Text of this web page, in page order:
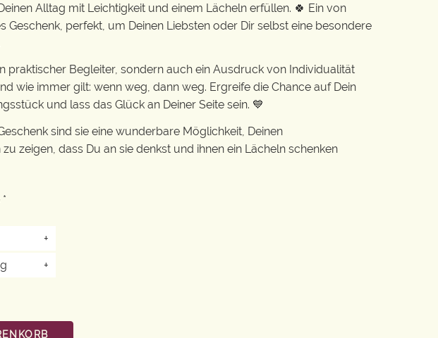
Alltag mit Leichtigkeit und einem Lächeln erfüllen. 🍀 Ein von
Geschenk, perfekt, um Deinen Liebsten oder Dir selbst eine besondere
praktischer Begleiter, sondern auch ein Ausdruck von Individualität
wie immer gilt: wenn weg, dann weg. Ergreife die Chance auf Dein
und lass das Glück an Deiner Seite sein. 💙
sind sie eine wunderbare Möglichkeit, Deinen
zeigen, dass Du an sie denkst und ihnen ein Lächeln schenken
+
+